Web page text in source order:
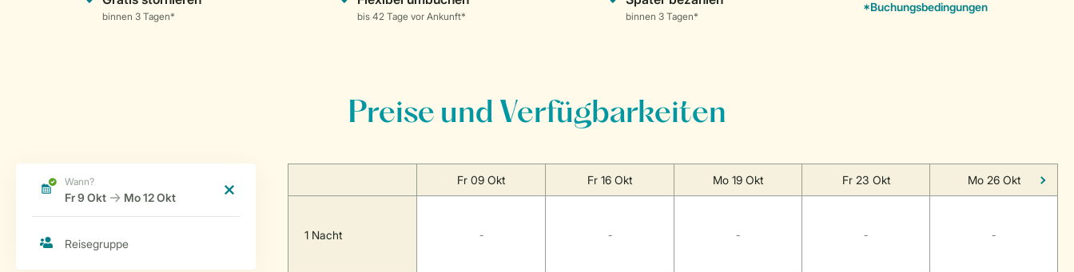
Preise und Verfügbarkeiten
Fr 09 Okt Fr 16 Okt Mo 19 Okt Fr 23 Okt Mo 26 Okt
1 Nacht - - - - -